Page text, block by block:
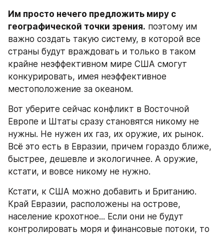
Им просто нечего предложить миру с
географической точки зрения. поэтому им
важно создать такую систему, в которой все
страны будут враждовать и только в таком
крайне неэффективном мире США смогут
конкурировать, имея неэффективное
местоположение за океаном.
Вот уберите сейчас конфликт в Восточной
Европе и Штаты сразу становятся никому не
нужны. Не нужен их газ, их оружие, их рынок.
Всё это есть в Евразии, причем гораздо ближе,
быстрее, дешевле и экологичнее. А оружие,
кстати, и вовсе никому не нужно.
Кстати, к США можно добавить и Британию.
Край Евразии, расположены на острове,
население крохотное... Если они не будут
контролировать моря и финансовые потоки, то